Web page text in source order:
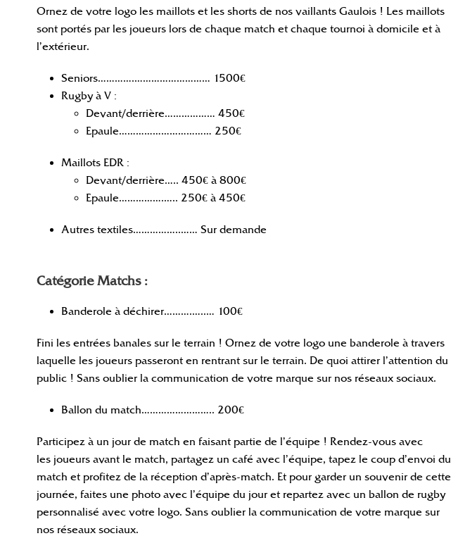
Ornez de votre logo les maillots et les shorts de nos vaillants Gaulois ! Les maillots
sont portés par les joueurs lors de chaque match et chaque tournoi à domicile et à
l’extérieur.
Seniors………….……………………… 1500€
Rugby à V :
Devant/derrière……………… 450€
Epaule…………………………… 250€
Maillots EDR :
Devant/derrière….. 450€ à 800€
Epaule…………….….. 250€ à 450€
Autres textiles……………..…… Sur demande
Catégorie Matchs :
Banderole à déchirer……….…..… 100€
Fini les entrées banales sur le terrain ! Ornez de votre logo une banderole à travers
laquelle les joueurs passeront en rentrant sur le terrain. De quoi attirer l’attention du
public ! Sans oublier la communication de votre marque sur nos réseaux sociaux.
Ballon du match…………………….. 200€
Participez à un jour de match en faisant partie de l’équipe ! Rendez-vous avec
les joueurs avant le match, partagez un café avec l’équipe, tapez le coup d’envoi du
match et profitez de la réception d’après-match. Et pour garder un souvenir de cette
journée, faites une photo avec l’équipe du jour et repartez avec un ballon de rugby
personnalisé avec votre logo. Sans oublier la communication de votre marque sur
nos réseaux sociaux.